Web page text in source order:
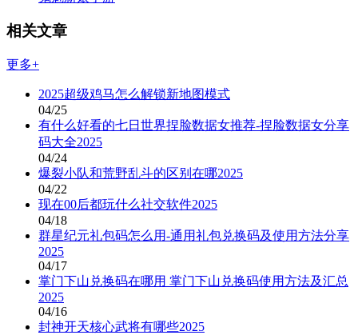
相关文章
更多+
2025超级鸡马怎么解锁新地图模式
04/25
有什么好看的七日世界捏脸数据女推荐-捏脸数据女分享
码大全2025
04/24
爆裂小队和荒野乱斗的区别在哪2025
04/22
现在00后都玩什么社交软件2025
04/18
群星纪元礼包码怎么用-通用礼包兑换码及使用方法分享
2025
04/17
掌门下山兑换码在哪用 掌门下山兑换码使用方法及汇总
2025
04/16
封神开天核心武将有哪些2025